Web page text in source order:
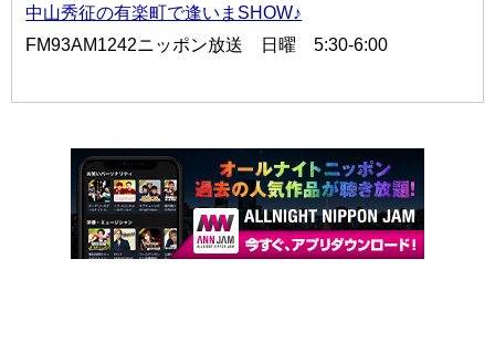
中山秀征の有楽町で逢いまSHOW♪
FM93AM1242ニッポン放送 日曜 5:30-6:00